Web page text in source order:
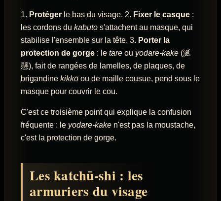
1. Protéger le bas du visage. 2. Fixer le casque :
les cordons du kabuto s'attachent au masque, qui
stabilise l'ensemble sur la tête. 3. Porter la
protection de gorge : le tare ou yodare-kake (涎
懸), fait de rangées de lamelles, de plaques, de
brigandine kikkō ou de maille cousue, pend sous le
masque pour couvrir le cou.
C'est ce troisième point qui explique la confusion
fréquente : le yodare-kake n'est pas la moustache,
c'est la protection de gorge.
Les katchū-shi : les
armuriers du visage